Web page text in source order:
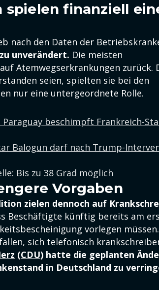
spielen finanziell
nach den Daten der
unverändert. Die meisten
Atemwegserkrankungen zurück.
seien, spielten sie bei den
nur eine untergeordnete Rolle.
Paraguay beschimpft Frankreich-
Balogun darf nach Trump-
Bis zu 38 Grad möglich
Vorgaben
zielen dennoch auf
Beschäftigte künftig bereits am
vorlegen müssen.
sich telefonisch
(CDU) hatte die geplanten
in Deutschland zu